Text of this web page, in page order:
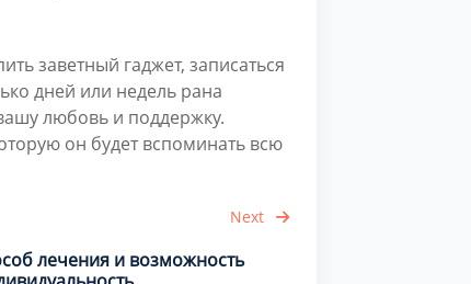
заветный гаджет, записаться
дней или недель рана
любовь и поддержку.
он будет вспоминать всю
Next
лечения и возможность